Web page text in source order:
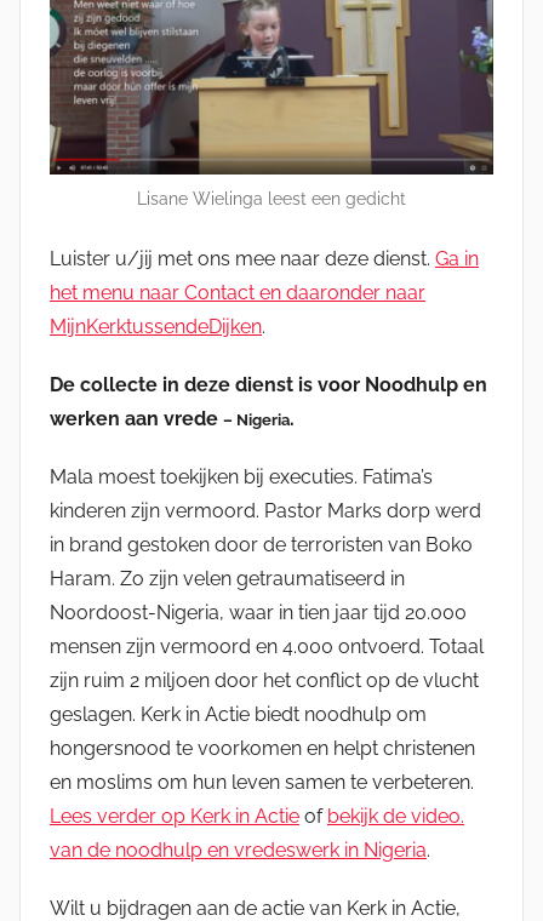
L
a
u
n
b
g
Lisane Wielinga leest een gedicht
Luister u/jij met ons mee naar deze dienst. Ga in
het menu naar Contact en daaronder naar
MijnKerktussendeDijken.
De collecte in deze dienst is voor Noodhulp en
werken aan vrede – Nigeria.
Mala moest toekijken bij executies. Fatima’s
kinderen zijn vermoord. Pastor Marks dorp werd
in brand gestoken door de terroristen van Boko
Haram. Zo zijn velen getraumatiseerd in
Noordoost-Nigeria, waar in tien jaar tijd 20.000
mensen zijn vermoord en 4.000 ontvoerd. Totaal
zijn ruim 2 miljoen door het conflict op de vlucht
geslagen. Kerk in Actie biedt noodhulp om
hongersnood te voorkomen en helpt christenen
en moslims om hun leven samen te verbeteren.
Lees verder op Kerk in Actie of bekijk de video.
van de noodhulp en vredeswerk in Nigeria.
Wilt u bijdragen aan de actie van Kerk in Actie,